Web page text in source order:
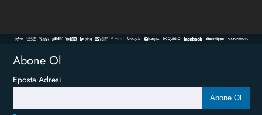
Abone Ol
Eposta Adresi
Abone Ol